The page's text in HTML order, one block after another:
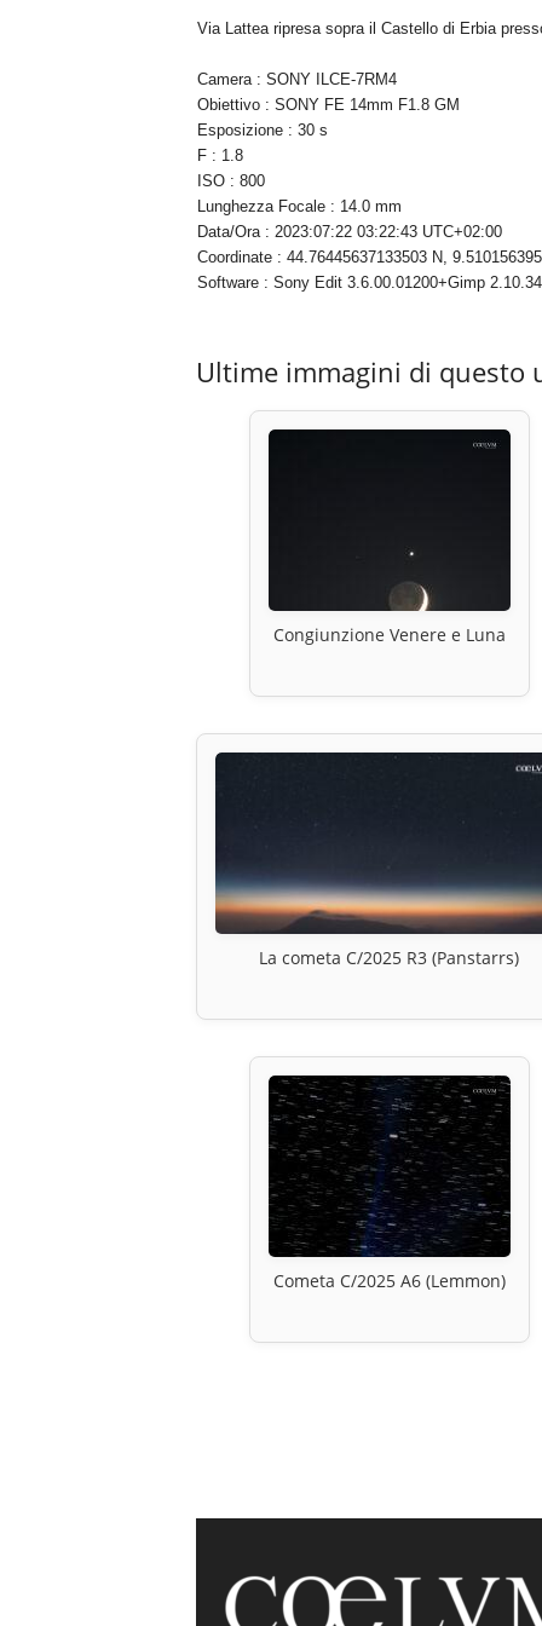
Via Lattea ripresa sopra il Castello di Erbia
Camera : SONY ILCE-7RM4
Obiettivo : SONY FE 14mm F1.8 GM
Esposizione : 30 s
F : 1.8
ISO : 800
Lunghezza Focale : 14.0 mm
Data/Ora : 2023:07:22 03:22:43 UTC+02:00
Coordinate : 44.76445637133503 N,
Software : Sony Edit 3.6.00.01200+Gimp 2.10.34
Ultime immagini di questo
Congiunzione Venere e Luna
La cometa C/2025 R3 (Panstarrs)
Cometa C/2025 A6 (Lemmon)